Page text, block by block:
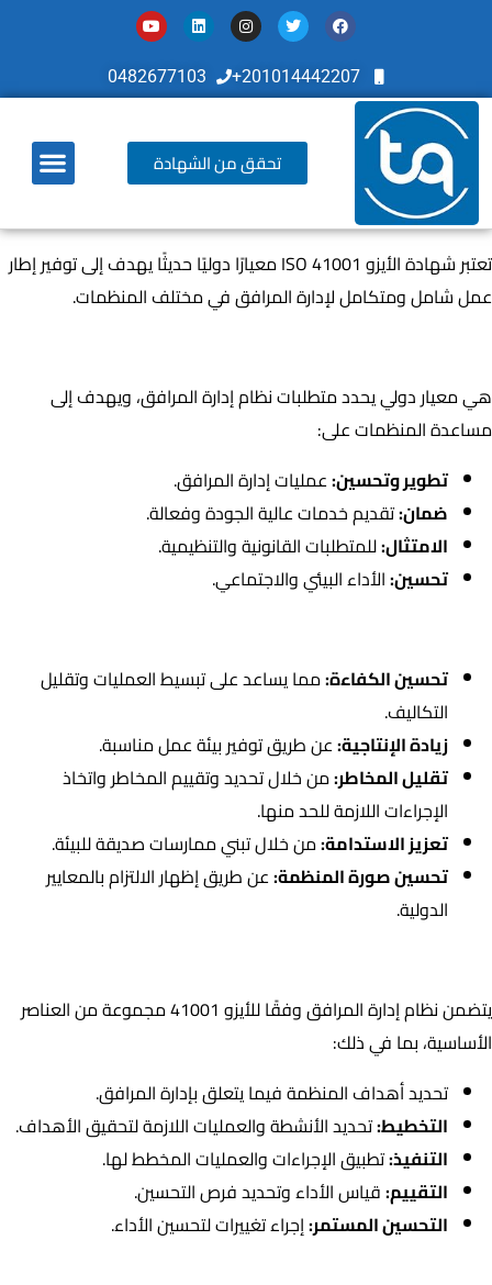
201014442207+
0482677103
تحقق من الشهادة
تعتبر شهادة الأيزو ISO 41001 معيارًا دوليًا حديثًا يهدف إلى توفير إطار
عمل شامل ومتكامل لإدارة المرافق في مختلف المنظمات.
هي معيار دولي يحدد متطلبات نظام إدارة المرافق، ويهدف إلى
مساعدة المنظمات على:
تطوير وتحسين:عمليات إدارة المرافق.
ضمان:تقديم خدمات عالية الجودة وفعالة.
الامتثال:للمتطلبات القانونية والتنظيمية.
تحسين:الأداء البيئي والاجتماعي.
تحسين الكفاءة:مما يساعد على تبسيط العمليات وتقليل
التكاليف.
زيادة الإنتاجية:عن طريق توفير بيئة عمل مناسبة.
تقليل المخاطر:من خلال تحديد وتقييم المخاطر واتخاذ
الإجراءات اللازمة للحد منها.
تعزيز الاستدامة:من خلال تبني ممارسات صديقة للبيئة.
تحسين صورة المنظمة:عن طريق إظهار الالتزام بالمعايير
الدولية.
يتضمن نظام إدارة المرافق وفقًا للأيزو 41001 مجموعة من العناصر
الأساسية، بما في ذلك:
تحديد أهداف المنظمة فيما يتعلق بإدارة المرافق.
التخطيط:تحديد الأنشطة والعمليات اللازمة لتحقيق الأهداف.
التنفيذ:تطبيق الإجراءات والعمليات المخطط لها.
التقييم:قياس الأداء وتحديد فرص التحسين.
التحسين المستمر:إجراء تغييرات لتحسين الأداء.